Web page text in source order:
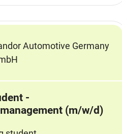
Automotive Germany
-
(m/w/d)